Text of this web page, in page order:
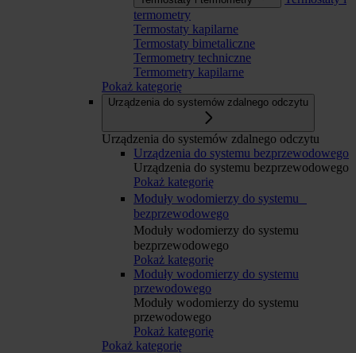
termometry
Termostaty kapilarne
Termostaty bimetaliczne
Termometry techniczne
Termometry kapilarne
Pokaż kategorię
Urządzenia do systemów zdalnego odczytu
Urządzenia do systemów zdalnego odczytu
Urządzenia do systemu bezprzewodowego
Urządzenia do systemu bezprzewodowego
Pokaż kategorię
Moduły wodomierzy do systemu
bezprzewodowego
Moduły wodomierzy do systemu
bezprzewodowego
Pokaż kategorię
Moduły wodomierzy do systemu
przewodowego
Moduły wodomierzy do systemu
przewodowego
Pokaż kategorię
Pokaż kategorię